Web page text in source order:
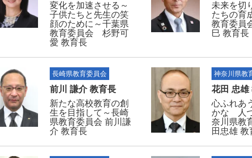
変化を加速させる～
子供たちと先生の笑
顔のために～千葉県
教育委員会 杉野可
愛 教育長
未来を切
たちの育
教育委員
巳 教育長
長崎県教育委員会
前川 謙介 教育長
新たな高校教育の創
生を目指して～長崎
県教育委員会 前川謙
介 教育長
神奈川県教
花田 忠雄
心ふれあ
かな 人
奈川県教
田忠雄 教